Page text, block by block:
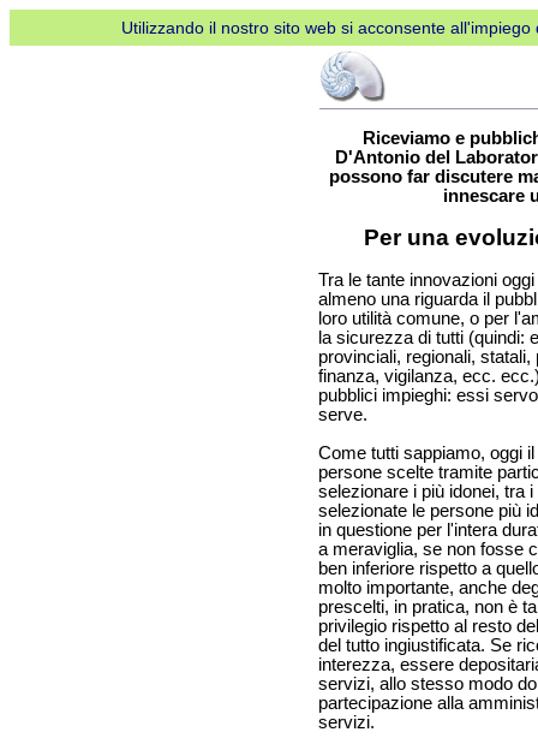
Utilizzando il nostro sito web si acconsente
Riceviamo e
D'Antonio del
possono far discutere
innescare
Per una
Tra le tante innovazioni
almeno una riguarda il
loro utilità comune, o per
la sicurezza di tutti (quindi:
provinciali, regionali,
finanza, vigilanza, ecc.
pubblici impieghi: essi
serve.
Come tutti sappiamo, oggi
persone scelte tramite
selezionare i più idonei, tra
selezionate le persone più
in questione per l'intera
a meraviglia, se non fosse
ben inferiore rispetto a
molto importante, anche
prescelti, in pratica, non è
privilegio rispetto al resto
del tutto ingiustificata. Se
interezza, essere
servizi, allo stesso modo
partecipazione alla
servizi.